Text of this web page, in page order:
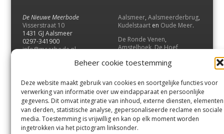
Beheer cookie toestemming
Deze website maakt gebruik van cookies en soortgelijke functies voor
verwerking van informatie over uw eindapparaat en persoonlijke
gegevens. Dit omvat integratie van inhoud, externe diensten, elementen
van derden, statistische analyse, gepersonaliseerde reclame en sociale
media. Toestemming is vrijwillig en kan op elk moment worden
ingetrokken via het pictogram linksonder.
De Nieuwe Meerbode
Visserstraat 10
1431 GJ Aalsmeer
0297-341900
info@meerbode.nl
Aalsmeer, Aalsmeerderbrug,
Kudelstaart en Oude Meer.
De Ronde Venen,
Amstelhoek,De Hoef,
Vrouwenakker,Waverveen
UithoornenDe Kwakel.
Contact
Andere uitgaven
Bezorgklacht